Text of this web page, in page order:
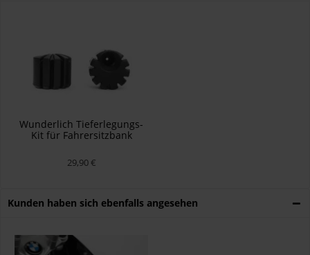
Wunderlich Tieferlegungs-
Kit für Fahrersitzbank
29,90 €
Kunden haben sich ebenfalls angesehen